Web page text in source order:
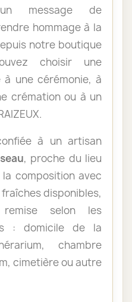
message de
hommage à la
notre boutique
choisir une
une cérémonie, à
crémation ou à un
à un artisan
, proche du lieu
composition avec
disponibles,
selon les
: domicile de la
chambre
cimetière ou autre